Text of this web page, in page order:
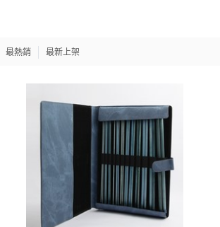
最熱銷 最新上架